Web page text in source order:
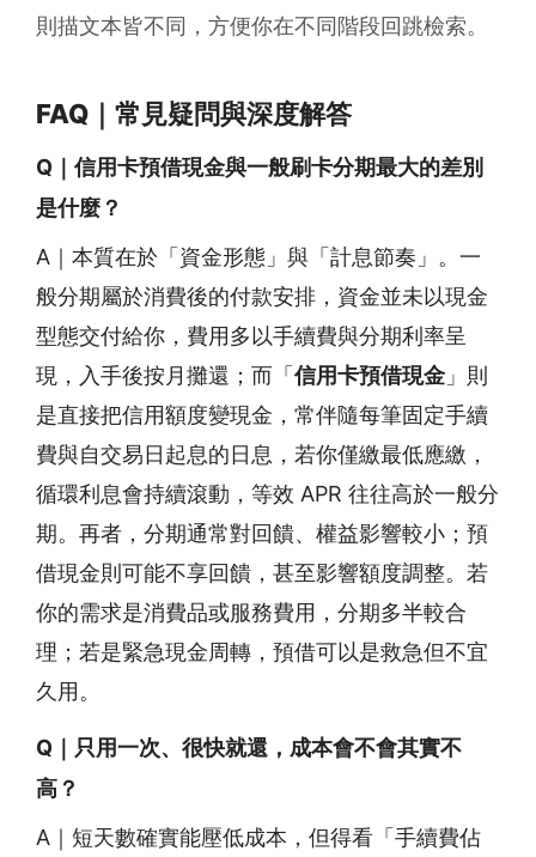
則描文本皆不同，方便你在不同階段回跳檢索。
FAQ｜常見疑問與深度解答
Q｜信用卡預借現金與一般刷卡分期最大的差別
是什麼？
A｜本質在於「資金形態」與「計息節奏」。一
般分期屬於消費後的付款安排，資金並未以現金
型態交付給你，費用多以手續費與分期利率呈
現，入手後按月攤還；而「 信用卡預借現金」則
是直接把信用額度變現金，常伴隨每筆固定手續
費與自交易日起息的日息，若你僅繳最低應繳，
循環利息會持續滾動，等效 APR 往往高於一般分
期。再者，分期通常對回饋、權益影響較小；預
借現金則可能不享回饋，甚至影響額度調整。若
你的需求是消費品或服務費用，分期多半較合
理；若是緊急現金周轉，預借可以是救急但不宜
久用。
Q｜只用一次、很快就還，成本會不會其實不
高？
A｜短天數確實能壓低成本，但得看「手續費佔